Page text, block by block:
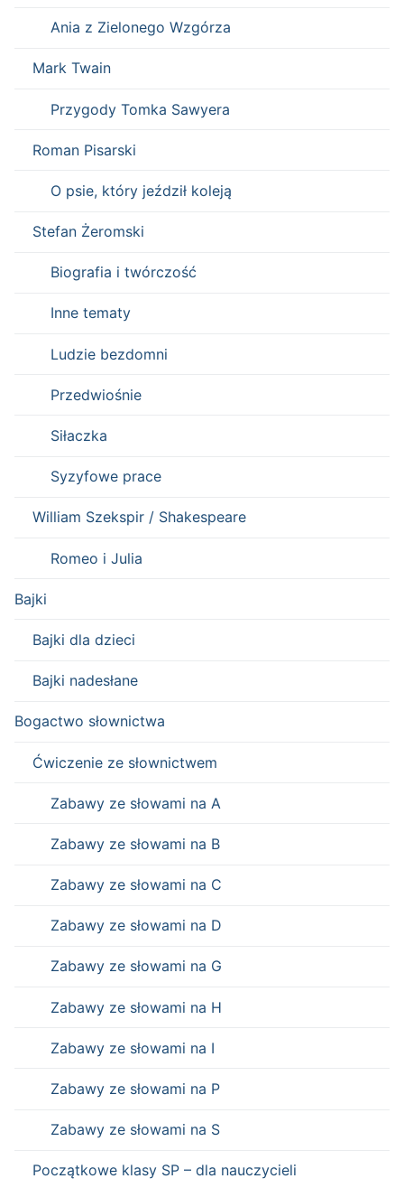
Ania z Zielonego Wzgórza
Mark Twain
Przygody Tomka Sawyera
Roman Pisarski
O psie, który jeździł koleją
Stefan Żeromski
Biografia i twórczość
Inne tematy
Ludzie bezdomni
Przedwiośnie
Siłaczka
Syzyfowe prace
William Szekspir / Shakespeare
Romeo i Julia
Bajki
Bajki dla dzieci
Bajki nadesłane
Bogactwo słownictwa
Ćwiczenie ze słownictwem
Zabawy ze słowami na A
Zabawy ze słowami na B
Zabawy ze słowami na C
Zabawy ze słowami na D
Zabawy ze słowami na G
Zabawy ze słowami na H
Zabawy ze słowami na I
Zabawy ze słowami na P
Zabawy ze słowami na S
Początkowe klasy SP – dla nauczycieli